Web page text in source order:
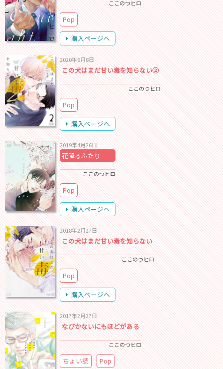
ここのつヒロ
Pop
購入ページへ
2020年6月8日
この犬はまだ甘い毒を知らない②
ここのつヒロ
Pop
購入ページへ
2019年4月26日
花降るふたり
ここのつヒロ
Pop
購入ページへ
2018年2月27日
この犬はまだ甘い毒を知らない
ここのつヒロ
Pop
購入ページへ
2017年2月27日
なびかないにもほどがある
ここのつヒロ
ちょい読
Pop